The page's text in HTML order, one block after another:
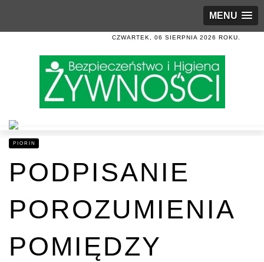
MENU
CZWARTEK, 06 SIERPNIA 2026 ROKU.
PIORIN
PODPISANIE
POROZUMIENIA
POMIĘDZY